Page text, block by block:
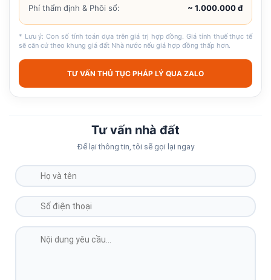
Phí thẩm định & Phôi sổ:
~ 1.000.000 đ
* Lưu ý: Con số tính toán dựa trên giá trị hợp đồng. Giá tính thuế thực tế
sẽ căn cứ theo khung giá đất Nhà nước nếu giá hợp đồng thấp hơn.
TƯ VẤN THỦ TỤC PHÁP LÝ QUA ZALO
Tư vấn nhà đất
Để lại thông tin, tôi sẽ gọi lại ngay